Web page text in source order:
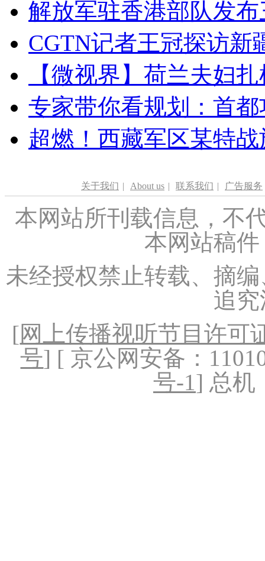
解放军驻香港部队发
CGTN记者王冠探访新
【微视界】荷兰夫妇
专家带你看规划：首
超燃！西藏军区某特
关于我们 | About us | 联系我们 | 广告服务
本网站所刊载信息，不
本网站稿
未经授权禁止转载、摘
追
[网上传播视听节目许可
号] [ 京公网安备：
号-1] 总机